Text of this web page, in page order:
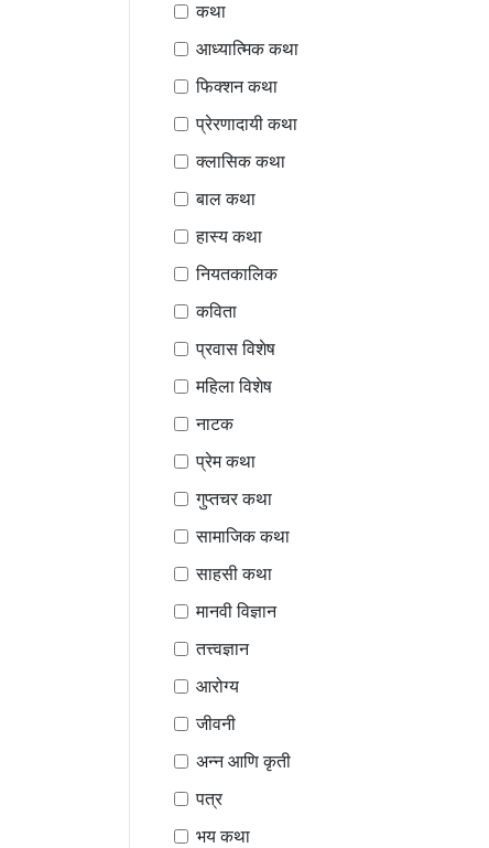
कथा
आध्यात्मिक कथा
फिक्शन कथा
प्रेरणादायी कथा
क्लासिक कथा
बाल कथा
हास्य कथा
नियतकालिक
कविता
प्रवास विशेष
महिला विशेष
नाटक
प्रेम कथा
गुप्तचर कथा
सामाजिक कथा
साहसी कथा
मानवी विज्ञान
तत्त्वज्ञान
आरोग्य
जीवनी
अन्न आणि कृती
पत्र
भय कथा